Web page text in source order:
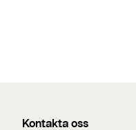
Kontakta oss